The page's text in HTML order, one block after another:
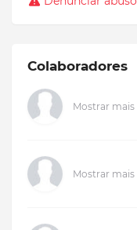
Colaboradores
Mostrar mais
Mostrar mais